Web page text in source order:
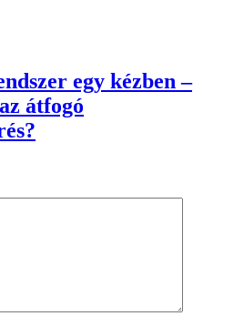
egy kézben –
átfogó